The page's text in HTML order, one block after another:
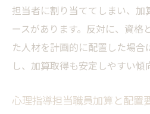
担当者に割り当ててしまい、加
ースがあります。反対に、資格
た人材を計画的に配置した場合
し、加算取得も安定しやすい傾
心理指導担当職員加算と配置